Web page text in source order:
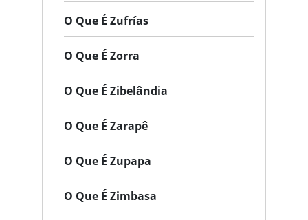
O Que É Zufrías
O Que É Zorra
O Que É Zibelândia
O Que É Zarapê
O Que É Zupapa
O Que É Zimbasa